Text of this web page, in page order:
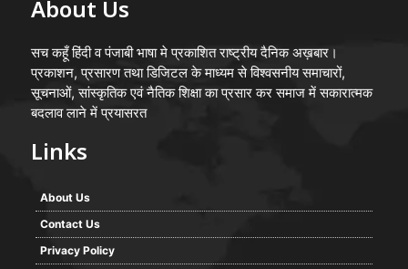
About Us
सच कहूँ हिंदी व पंजाबी भाषा मे प्रकाशित राष्ट्रीय दैनिक अख़बार।
प्रकाशन, प्रसारण तथा डिजिटल के माध्यम से विश्वसनीय समाचारों,
सूचनाओं, सांस्कृतिक एवं नैतिक शिक्षा का प्रसार कर समाज में सकारात्मक
बदलाव लाने में प्रयासरत
Links
About Us
Contact Us
Privacy Policy